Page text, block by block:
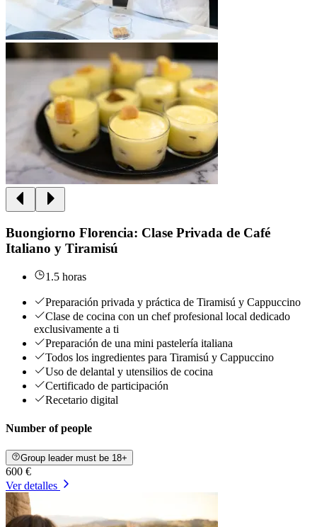
Buongiorno Florencia: Clase Privada de Café
Italiano y Tiramisú
1.5 horas
Preparación privada y práctica de Tiramisú y Cappuccino
Clase de cocina con un chef profesional local dedicado
exclusivamente a ti
Preparación de una mini pastelería italiana
Todos los ingredientes para Tiramisú y Cappuccino
Uso de delantal y utensilios de cocina
Certificado de participación
Recetario digital
Number of people
Group leader must be 18+
600 €
Ver detalles